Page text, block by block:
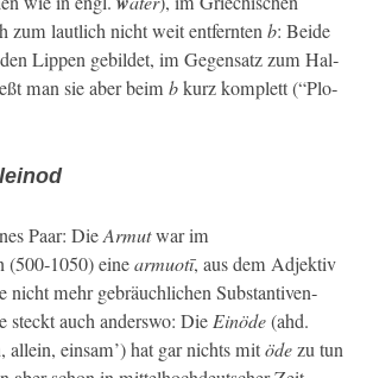
zum laut­lich nicht weit ent­fer­n­tenb: Bei­de
Lip­pen gebildet, im Gegen­satz zum Hal­
man sie aber beim bkurz kom­plett (“Plo­
Paar: DieArmutwar im
(500‑1050) einearmuotī, aus dem Adjek­tiv
nicht mehr gebräuch­lichen Sub­stan­tiven­
steckt auch ander­swo: Die Einöde(ahd.
allein, ein­sam’) hat gar nichts mitödezu tun